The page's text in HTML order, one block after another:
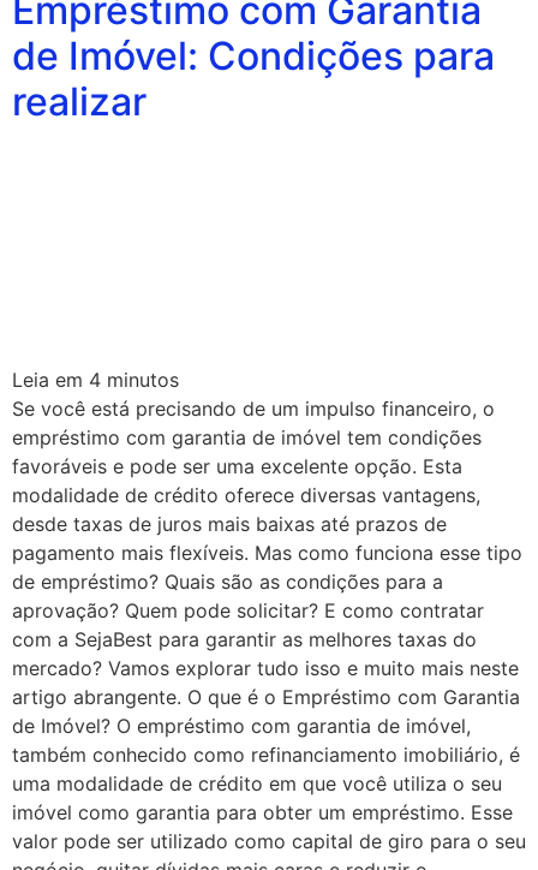
Empréstimo com Garantia
de Imóvel: Condições para
realizar
Leia em 4 minutos
Se você está precisando de um impulso financeiro, o
empréstimo com garantia de imóvel tem condições
favoráveis e pode ser uma excelente opção. Esta
modalidade de crédito oferece diversas vantagens,
desde taxas de juros mais baixas até prazos de
pagamento mais flexíveis. Mas como funciona esse tipo
de empréstimo? Quais são as condições para a
aprovação? Quem pode solicitar? E como contratar
com a SejaBest para garantir as melhores taxas do
mercado? Vamos explorar tudo isso e muito mais neste
artigo abrangente. O que é o Empréstimo com Garantia
de Imóvel? O empréstimo com garantia de imóvel,
também conhecido como refinanciamento imobiliário, é
uma modalidade de crédito em que você utiliza o seu
imóvel como garantia para obter um empréstimo. Esse
valor pode ser utilizado como capital de giro para o seu